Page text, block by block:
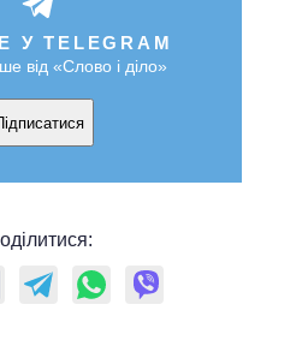
У TELEGRAM
від «Слово і діло»